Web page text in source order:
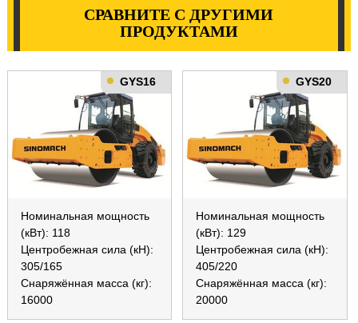
СРАВНИТЕ С ДРУГИМИ
ПРОДУКТАМИ
GYS16
Номинальная мощность
(кВт): 118
Центробежная сила (кН):
305/165
Снаряжённая масса (кг):
16000
GYS20
Номинальная мощность
(кВт): 129
Центробежная сила (кН):
405/220
Снаряжённая масса (кг):
20000